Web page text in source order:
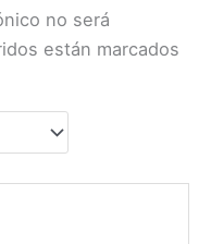
no será
están marcados